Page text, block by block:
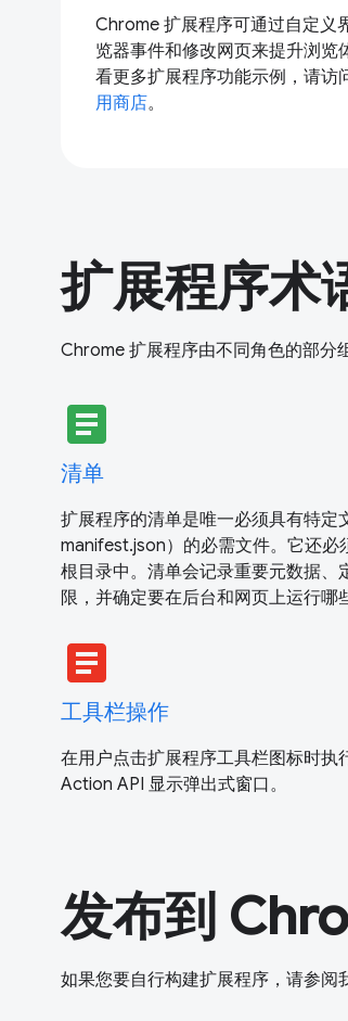
Chrome 扩展程序可通过自定义
览器事件和修改网页来提升浏览
看更多扩展程序功能示例，请访
用商店。
扩展程序术
Chrome 扩展程序由不同角色的部分
article
清单
扩展程序的清单是唯一必须具有特定
manifest.json）的必需文件。它还必
根目录中。清单会记录重要元数据、
限，并确定要在后台和网页上运行哪
article
工具栏操作
在用户点击扩展程序工具栏图标时执
Action API 显示弹出式窗口。
发布到
如果您要自行构建扩展程序，请参阅